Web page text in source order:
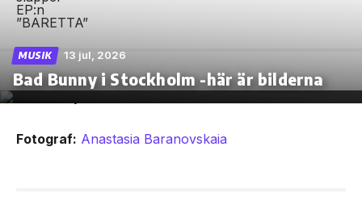
MUSIK 13 jul, 2026
Bad Bunny i Stockholm -här är bilderna
Fotograf: Anastasia Baranovskaia